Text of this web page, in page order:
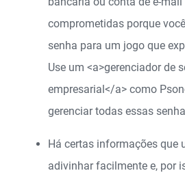
comprometidas porque
senha para um jogo que
Use um <a>gerenciador de
empresarial</a> como
gerenciar todas essas
Há certas informações que
adivinhar facilmente e, por